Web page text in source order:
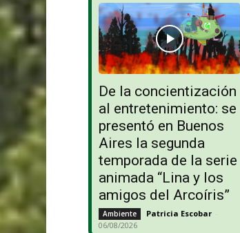
De la concientización
al entretenimiento: se
presentó en Buenos
Aires la segunda
temporada de la serie
animada “Lina y los
amigos del Arcoíris”
Ambiente Patricia Escobar -
06/08/2026